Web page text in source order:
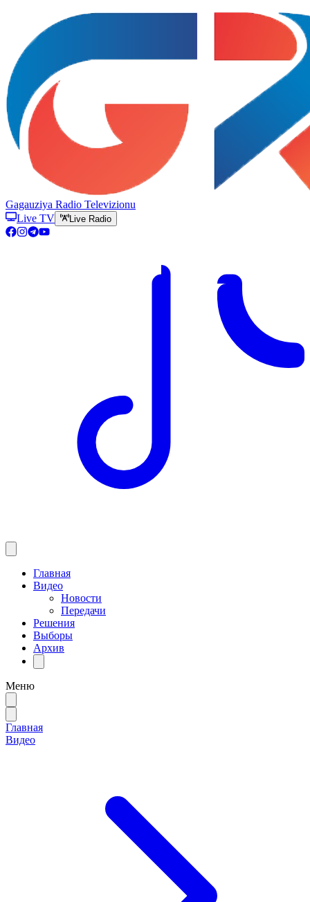
Gagauziya Radio Televizionu
Live TV
Live Radio
Главная
Видео
Новости
Передачи
Решения
Выборы
Архив
Меню
Главная
Видео